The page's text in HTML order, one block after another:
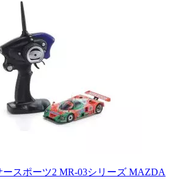
ースポーツ2 MR-03シリーズ MAZDA